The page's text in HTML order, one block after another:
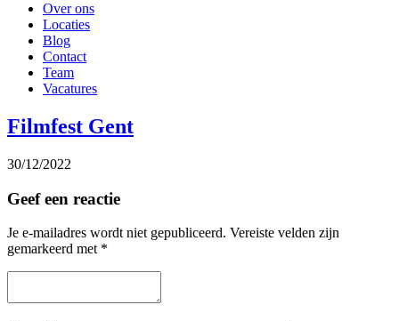
Over ons
Locaties
Blog
Contact
Team
Vacatures
Filmfest Gent
30/12/2022
Geef een reactie
Je e-mailadres wordt niet gepubliceerd. Vereiste velden zijn
gemarkeerd met *